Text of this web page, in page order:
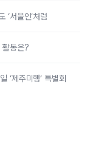
‘서울인’처럼
동은?
‘제주미행’ 특별회